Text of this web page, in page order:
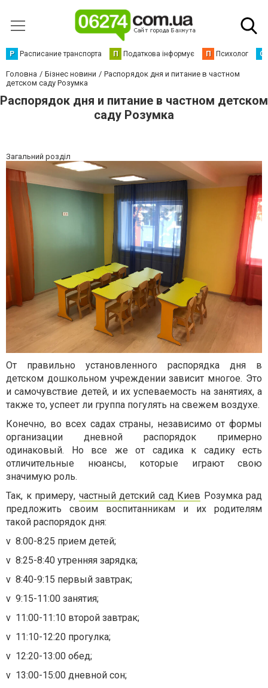
Р Расписание транспорта П Податкова інформує П Психолог С
Головна Бізнес новини
Распорядок дня и питание в частном
детском саду Розумка
Распорядок дня и питание в частном детском
саду Розумка
Загальний розділ
От правильно установленного распорядка дня в
детском дошкольном учреждении зависит многое. Это
и самочувствие детей, и их успеваемость на занятиях, а
также то, успеет ли группа погулять на свежем воздухе.
Конечно, во всех садах страны, независимо от формы
организации дневной распорядок примерно
одинаковый. Но все же от садика к садику есть
отличительные нюансы, которые играют свою
значимую роль.
Так, к примеру, частный детский сад Киев Розумка рад
предложить своим воспитанникам и их родителям
такой распорядок дня:
v 8:00-8:25 прием детей;
v 8:25-8:40 утренняя зарядка;
v 8:40-9:15 первый завтрак;
v 9:15-11:00 занятия;
v 11:00-11:10 второй завтрак;
v 11:10-12:20 прогулка;
v 12:20-13:00 обед;
v 13:00-15:00 дневной сон;